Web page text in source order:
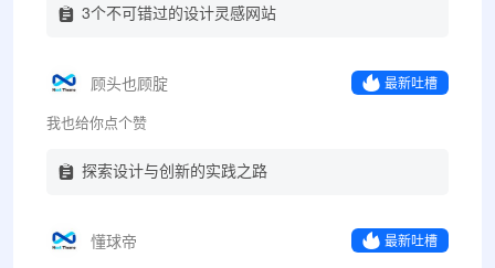
3个不可错过的设计灵感网站
顾头也顾腚 最新吐槽
我也给你点个赞
探索设计与创新的实践之路
懂球帝 最新吐槽